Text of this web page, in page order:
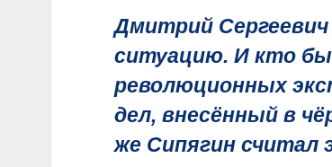
Дмитрий
ситуацию. И кто
революционных
дел, внесённый в
же Сипягин считал